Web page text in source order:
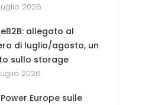
2026
allegato al
di luglio/agosto, un
sullo storage
2026
Europe sulle